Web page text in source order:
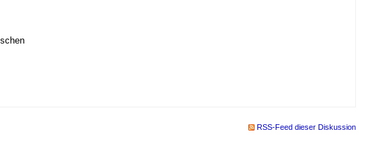
RSS-Feed dieser Diskussion